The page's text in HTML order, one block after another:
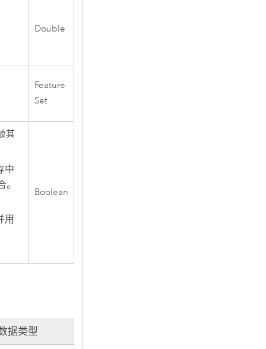
Double
Feature
Set
其
中
用
Boolean
据类型